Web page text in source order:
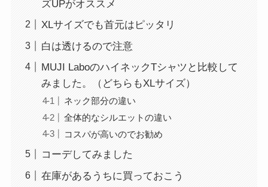
ズUPがオススメ
XLサイズでも首元はピッタリ
白は透けるので注意
MUJI LaboのハイネックTシャツと比較して
みました。（どちらもXLサイズ）
ネック部分の違い
全体的なシルエットの違い
コスパが高いのでお勧め
コーデしてみました
在庫があるうちに買っておこう